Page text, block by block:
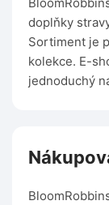
doplňky
Sortiment je
kolekce. E-
jednoduchý